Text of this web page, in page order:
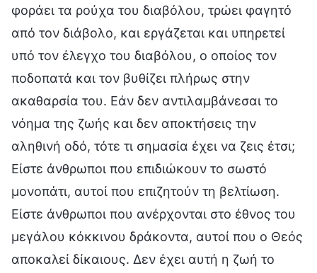
φοράει τα ρούχα του διαβόλου, τρώει φαγητό
από τον διάβολο, και εργάζεται και υπηρετεί
υπό τον έλεγχο του διαβόλου, ο οποίος τον
ποδοπατά και τον βυθίζει πλήρως στην
ακαθαρσία του. Εάν δεν αντιλαμβάνεσαι το
νόημα της ζωής και δεν αποκτήσεις την
αληθινή οδό, τότε τι σημασία έχει να ζεις έτσι;
Είστε άνθρωποι που επιδιώκουν το σωστό
μονοπάτι, αυτοί που επιζητούν τη βελτίωση.
Είστε άνθρωποι που ανέρχονται στο έθνος του
μεγάλου κόκκινου δράκοντα, αυτοί που ο Θεός
αποκαλεί δίκαιους. Δεν έχει αυτή η ζωή το